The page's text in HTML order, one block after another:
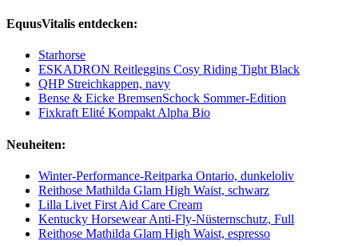
EquusVitalis entdecken:
Starhorse
ESKADRON Reitleggins Cosy Riding Tight Black
QHP Streichkappen, navy
Bense & Eicke BremsenSchock Sommer-Edition
Fixkraft Elité Kompakt Alpha Bio
Neuheiten:
Winter-Performance-Reitparka Ontario, dunkeloliv
Reithose Mathilda Glam High Waist, schwarz
Lilla Livet First Aid Care Cream
Kentucky Horsewear Anti-Fly-Nüsternschutz, Full
Reithose Mathilda Glam High Waist, espresso